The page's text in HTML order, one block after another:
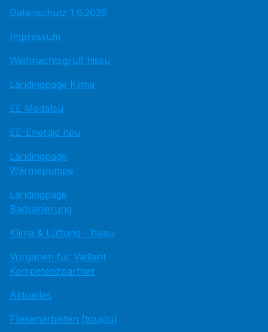
Datenschutz 1.6.2026
Impressum
Weihnachtsgruß hissu
Landingpage Klima
EE Medatsu
EE-Energie neu
Landingpage
Wärmepumpe
Landingpage
Badsanierung
Klima & Lüftung - hissu
Vorgaben für Vaillant
Kompetenzpartner
Aktuelles
Fliesenarbeiten (toujou)